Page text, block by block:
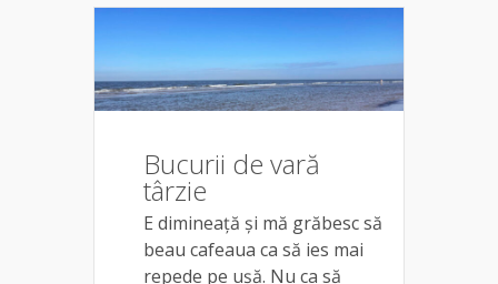
Bucurii de vară
târzie
E dimineață și mă grăbesc să
beau cafeaua ca să ies mai
repede pe ușă. Nu ca să